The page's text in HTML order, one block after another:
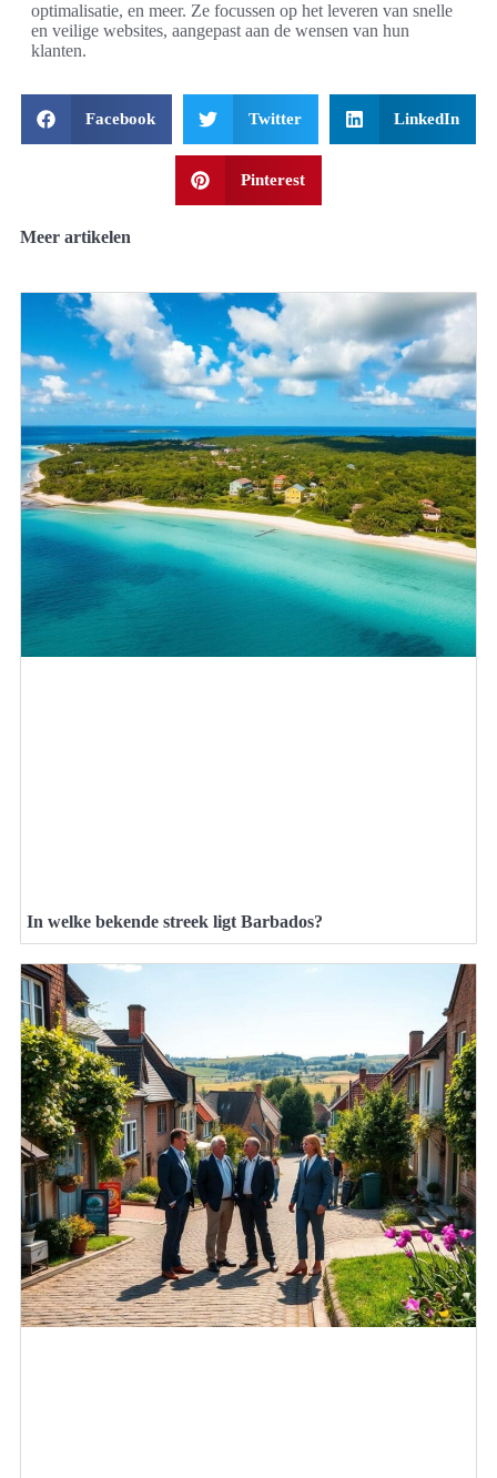
optimalisatie, en meer. Ze focussen op het leveren van snelle
en veilige websites, aangepast aan de wensen van hun
klanten.
Facebook Twitter LinkedIn
Pinterest
Meer artikelen
In welke bekende streek ligt Barbados?